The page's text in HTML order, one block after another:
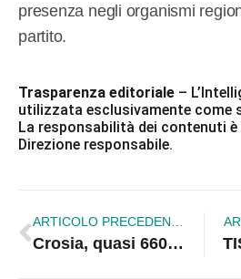
presenza negli organismi
partito.
Trasparenza editoriale –
utilizzata esclusivamente come
La responsabilità dei contenuti è
Direzione responsabile.
Crosia, quasi 660 mila euro per la sicurezza idraulica: Un successo di programmazione per la giunta Aiello